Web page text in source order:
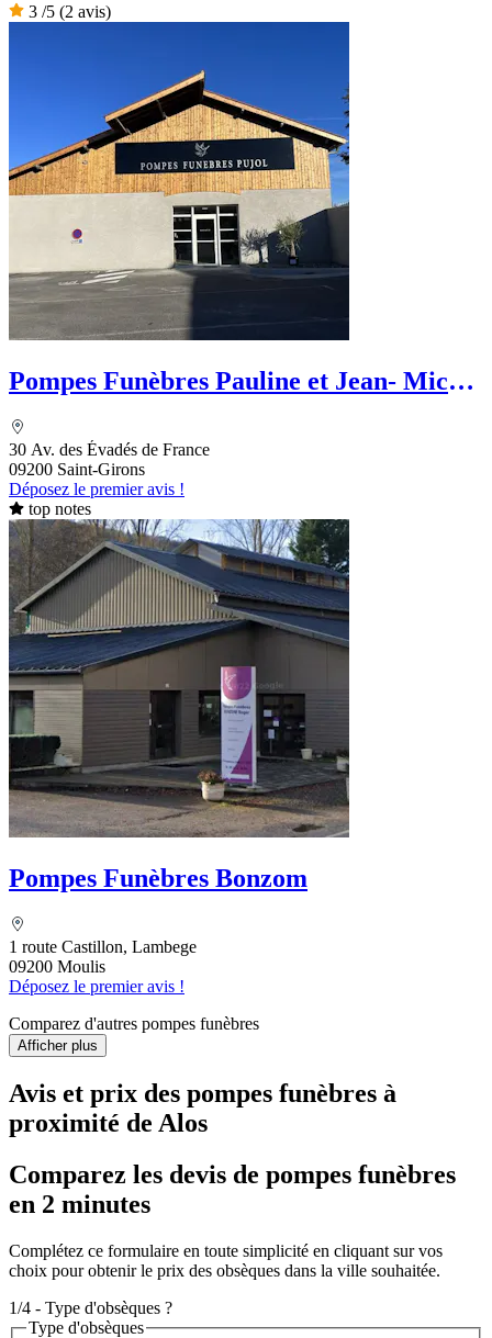
3 /5 (2 avis)
Pompes Funèbres Pauline et Jean- Michel
30 Av. des Évadés de France
09200 Saint-Girons
Déposez le premier avis !
top notes
Pompes Funèbres Bonzom
1 route Castillon, Lambege
09200 Moulis
Déposez le premier avis !
Comparez d'autres pompes funèbres
Afficher plus
Avis et prix des pompes funèbres à
proximité de Alos
Comparez les devis de pompes funèbres
en 2 minutes
Complétez ce formulaire en toute simplicité en cliquant sur vos
choix pour obtenir le prix des obsèques dans la ville souhaitée.
1/4 - Type d'obsèques ?
Type d'obsèques